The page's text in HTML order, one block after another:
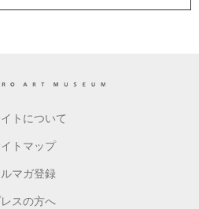
トについて
トマップ
ルマガ登録
スの方へ